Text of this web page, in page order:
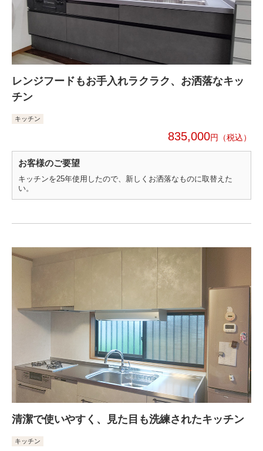
レンジフードもお手入れラクラク、お洒落なキッ
チン
キッチン
835,000円
お客様のご要望
キッチンを25年使用したので、新しくお洒落なものに取替えた
い。
清潔で使いやすく、見た目も洗練されたキッチン
キッチン